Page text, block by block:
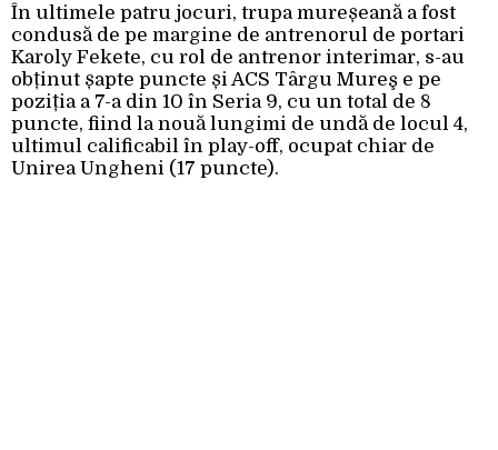
În ultimele patru jocuri, trupa mureșeană a fost
condusă de pe margine de antrenorul de portari
Karoly Fekete, cu rol de antrenor interimar, s-au
obținut șapte puncte și ACS Târgu Mureş e pe
poziția a 7-a din 10 în Seria 9, cu un total de 8
puncte, fiind la nouă lungimi de undă de locul 4,
ultimul calificabil în play-off, ocupat chiar de
Unirea Ungheni (17 puncte).